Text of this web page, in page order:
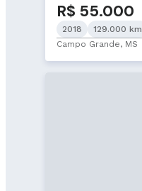
R$ 55.000
2018
129.000 km
Campo Grande, MS